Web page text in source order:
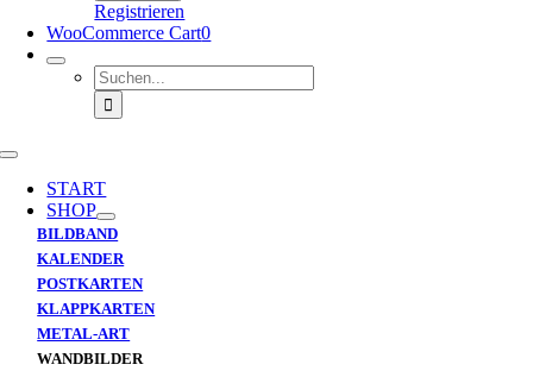
Registrieren
WooCommerce Cart0
Suche
nach:
Toggle
NavigationSTART
SHOP
BILDBAND
KALENDER
POSTKARTEN
KLAPPKARTEN
METAL-ART
WANDBILDER